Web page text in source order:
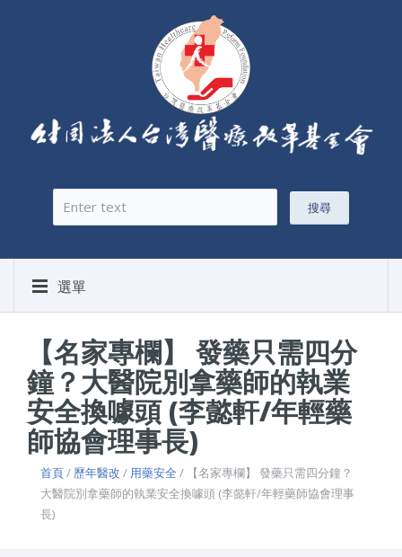
搜尋表單
搜尋
選單
【名家專欄】 發藥只需四分
鐘？大醫院別拿藥師的執業
安全換噱頭 (李懿軒/年輕藥
師協會理事長)
首頁/ 歷年醫改 / 用藥安全/ 【名家專欄】 發藥只需四分鐘？
大醫院別拿藥師的執業安全換噱頭 (李懿軒/年輕藥師協會理事
長)